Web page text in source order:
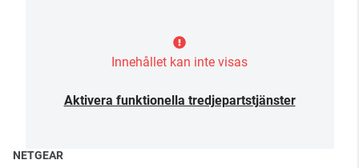
Innehållet kan inte visas
Aktivera funktionella tredjepartstjänster
NETGEAR